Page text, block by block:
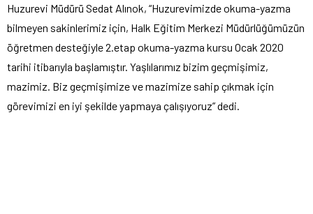
Huzurevi Müdürü Sedat Alınok, “Huzurevimizde okuma-yazma
bilmeyen sakinlerimiz için, Halk Eğitim Merkezi Müdürlüğümüzün
öğretmen desteğiyle 2.etap okuma-yazma kursu Ocak 2020
tarihi itibarıyla başlamıştır. Yaşlılarımız bizim geçmişimiz,
mazimiz. Biz geçmişimize ve mazimize sahip çıkmak için
görevimizi en iyi şekilde yapmaya çalışıyoruz” dedi.